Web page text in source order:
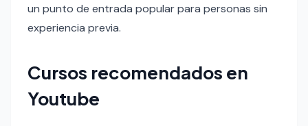
un punto de entrada popular para personas sin
experiencia previa.
Cursos recomendados en
Youtube